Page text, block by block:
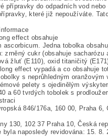
přípravky do odpadních vod
které již nepoužíváte.
effect obsahuje
ascorbicum. Jedna tobolka
zrněný cukr (obsahuje
žluť (E110), oxid titaničitý
effect vypadá a co obsahuje
s neprůhledným
pelety s ojedinělým
a 60 tvrdých tobolek s
846/176a, 160 00, Praha 6,
130, 102 37 Praha 10, Česká
byla naposledy revidována: 15. 8.